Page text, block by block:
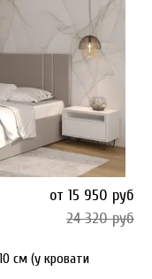
от 15 950 руб
24 320 руб
см (у кровати